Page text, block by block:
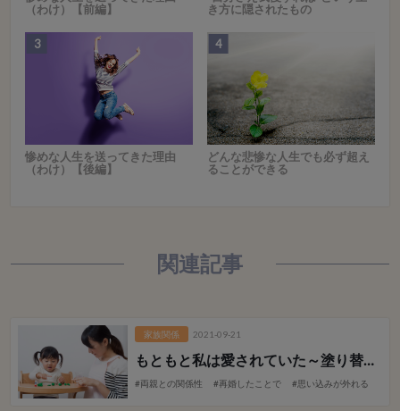
（わけ）【前編】
き方に隠されたもの
惨めな人生を送ってきた理由
（わけ）【後編】
どんな悲惨な人生でも必ず超え
ることができる
関連記事
家族関係 2021-09-21
もともと私は愛されていた ～塗り替えられた継母との記憶～
#両親との関係性 #再婚したことで #思い込みが外れる